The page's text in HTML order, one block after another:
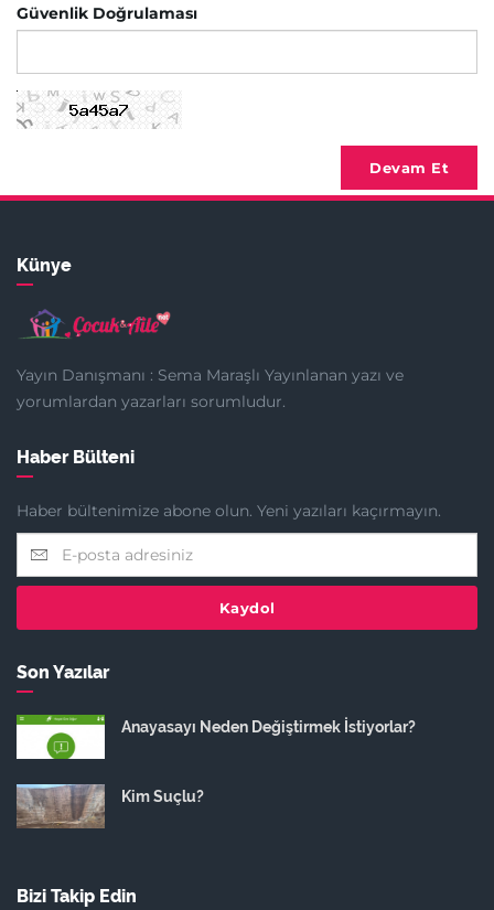
Güvenlik Doğrulaması
Devam Et
Künye
Yayın Danışmanı : Sema Maraşlı Yayınlanan yazı ve
yorumlardan yazarları sorumludur.
Haber Bülteni
Haber bültenimize abone olun. Yeni yazıları kaçırmayın.
Kaydol
Son Yazılar
Anayasayı Neden Değiştirmek İstiyorlar?
Kim Suçlu?
Bizi Takip Edin